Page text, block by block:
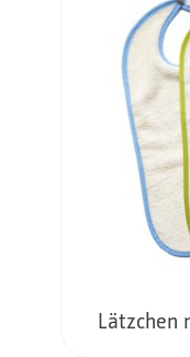
Lätzchen